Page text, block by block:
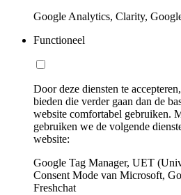
Google Analytics, Clarity,
Functioneel
Door deze diensten te
bieden die verder gaan dan de
website comfortabel gebruiken.
gebruiken we de volgende
website:
Google Tag Manager, UET
Consent Mode van Microsoft,
Freshchat